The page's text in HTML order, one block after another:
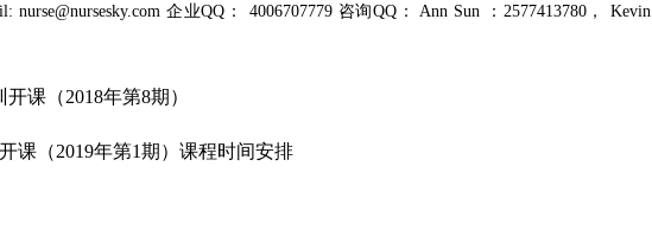
企业QQ： 4006707779 咨询QQ： Ann Sun ：2577413780， Kevin
课（2018年第8期）
课（2019年第1期）课程时间安排